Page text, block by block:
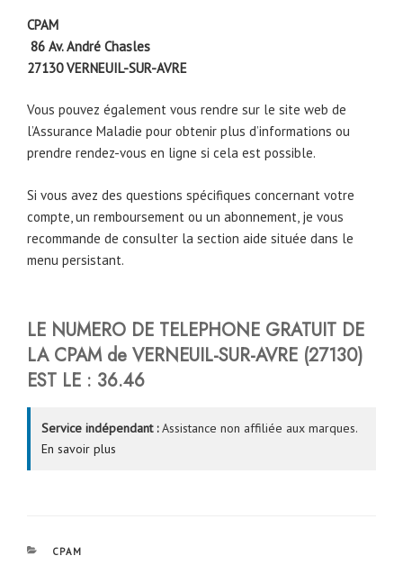
CPAM
86 Av. André Chasles
27130 VERNEUIL-SUR-AVRE
Vous pouvez également vous rendre sur le site web de
l’Assurance Maladie pour obtenir plus d’informations ou
prendre rendez-vous en ligne si cela est possible.
Si vous avez des questions spécifiques concernant votre
compte, un remboursement ou un abonnement, je vous
recommande de consulter la section aide située dans le
menu persistant.
LE NUMERO DE TELEPHONE GRATUIT DE
LA CPAM de VERNEUIL-SUR-AVRE (27130)
EST LE : 36.46
Service indépendant :Assistance non affiliée aux marques.
En savoir plus
CATÉGORIES
CPAM